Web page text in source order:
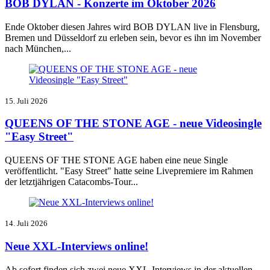
BOB DYLAN - Konzerte im Oktober 2026
Ende Oktober diesen Jahres wird BOB DYLAN live in Flensburg,
Bremen und Düsseldorf zu erleben sein, bevor es ihn im November
nach München,...
15. Juli 2026
QUEENS OF THE STONE AGE - neue Videosingle
"Easy Street"
QUEENS OF THE STONE AGE haben eine neue Single
veröffentlicht. "Easy Street" hatte seine Livepremiere im Rahmen
der letztjährigen Catacombs-Tour...
14. Juli 2026
Neue XXL-Interviews online!